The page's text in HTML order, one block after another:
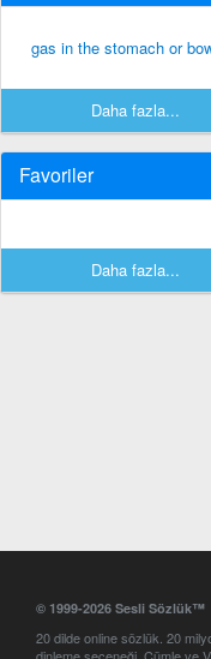
gas in the stomach or
Daha fazla...
Favoriler
Daha fazla...
© 1999-2026 Sesli Sözlük™
20 dilde online sözlük. 20